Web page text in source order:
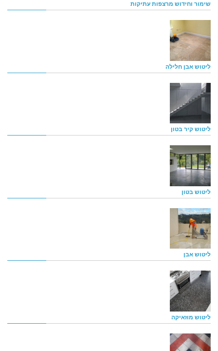
שימור וחידוש מרצפות עתיקות
ליטוש אבן חלילה
ליטוש קיר בטון
ליטוש בטון
ליטוש אבן
ליטוש מוזאיקה